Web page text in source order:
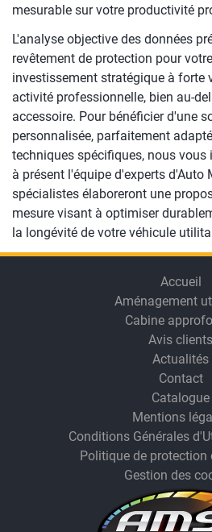
mesurable sur votre productivité
L'analyse objective des données
revêtement de protection pour
investissement stratégique à forte
activité professionnelle, bien au-
accessoire. Pour bénéficier d'une
personnalisée, parfaitement
techniques spécifiques, nous
à présent l'équipe d'experts d'Auto
spécialistes élaboreront une
mesure visant à optimiser
la longévité de votre véhicule
Accueil
Aménagement
Cabine
Avis clients
Actualités
Contact
Catalogue
Mentions
Conditions Générales
Politique de protection
Gestion des